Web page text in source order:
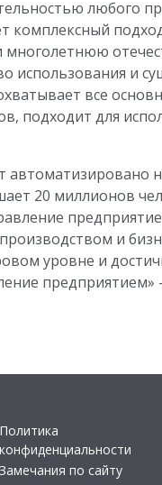
любого
комплексный
использования и
все
подходит для
автоматизировано
20 миллионов
и
уровне и
Политика
конфиденциальности
Замечания по сайту